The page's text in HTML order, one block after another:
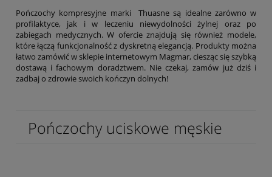
Pończochy kompresyjne marki Thuasne są idealne zarówno w
profilaktyce, jak i w leczeniu niewydolności żylnej oraz po
zabiegach medycznych. W ofercie znajdują się również modele,
które łączą funkcjonalność z dyskretną elegancją. Produkty można
łatwo zamówić w sklepie internetowym Magmar, ciesząc się szybką
dostawą i fachowym doradztwem. Nie czekaj, zamów już dziś i
zadbaj o zdrowie swoich kończyn dolnych!
Pończochy uciskowe męskie